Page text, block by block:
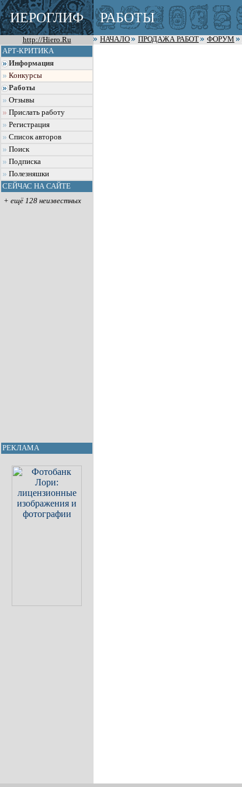
ИЕРОГЛИФ РАБОТЫ
http://Hiero.Ru НАЧАЛО ПРОДАЖА РАБОТ ФОРУМ
АРТ-КРИТИКА
Информация
Конкурсы
Работы
Отзывы
Прислать работу
Регистрация
Список авторов
Поиск
Подписка
Полезняшки
СЕЙЧАС НА САЙТЕ
+ ещё 128 неизвестных
РЕКЛАМА